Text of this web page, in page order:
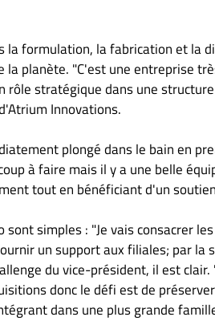
la formulation, la fabrication et la
planète. "C'est une entreprise
rôle stratégique dans une
Innovations.
plongé dans le bain en
à faire mais il y a une belle
tout en bénéficiant d'un
sont simples : "Je vais consacrer
un support aux filiales; par la
du vice-président, il est
donc le défi est de
dans une plus grande